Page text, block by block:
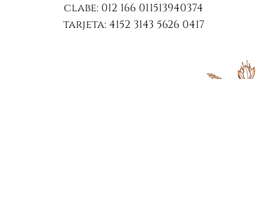
clabe: 012 166 011513940374
tarjeta: 4152 3143 5626 0417